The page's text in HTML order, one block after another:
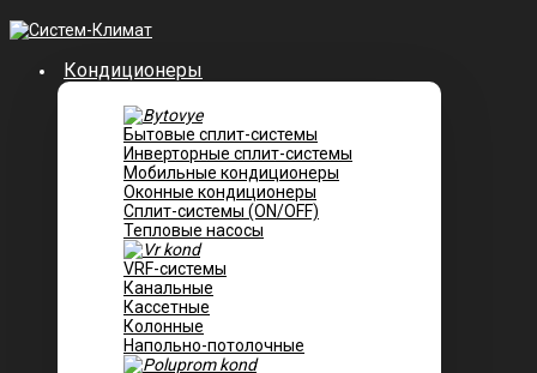
Кондиционеры
Бытовые сплит-системы
Инверторные сплит-системы
Мобильные кондиционеры
Оконные кондиционеры
Сплит-системы (ON/OFF)
Тепловые насосы
VRF-системы
Канальные
Касcетные
Колонные
Напольно-потолочные